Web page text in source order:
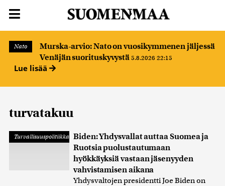
Nato
Murska-arvio: Nato on vuosikymmenen jäljessä
Venäjän suorituskyvystä 5.8.2026 22:15
Lue lisää
turvatakuu
Turvallisuuspolitiikka Biden: Yhdysvallat auttaa Suomea ja
Ruotsia puolustautumaan
hyökkäyksiä vastaan jäsenyyden
vahvistamisen aikana
Yhdysvaltojen presidentti Joe Biden on